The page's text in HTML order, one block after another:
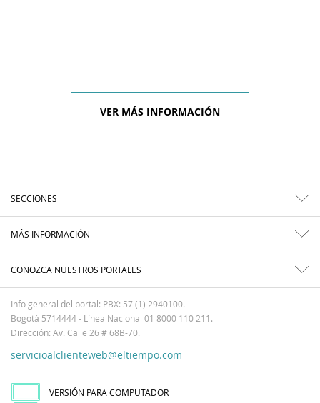
VER MÁS INFORMACIÓN
SECCIONES
MÁS INFORMACIÓN
CONOZCA NUESTROS PORTALES
Info general del portal: PBX: 57 (1) 2940100.
Bogotá 5714444 - Línea Nacional 01 8000 110 211.
Dirección: Av. Calle 26 # 68B-70.
servicioalclienteweb@eltiempo.com
VERSIÓN PARA COMPUTADOR